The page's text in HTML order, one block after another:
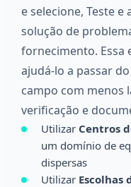
e selecione, Teste
solução de
fornecimento.
ajudá-lo a passar
campo com menos
verificação e
Utilizar Centros
um domínio de
dispersas
Utilizar Escolhas